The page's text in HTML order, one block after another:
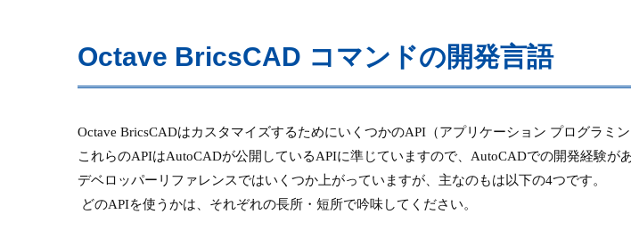
Octave BricsCAD コマンドの開発言語
Octave BricsCADはカスタマイズするためにいくつかのAPI（アプリケーション プログラミ
これらのAPIはAutoCADが公開しているAPIに準じていますので、AutoCADでの開発経験が
デベロッパーリファレンスではいくつか上がっていますが、主なのもは以下の4つです。
どのAPIを使うかは、それぞれの長所・短所で吟味してください。